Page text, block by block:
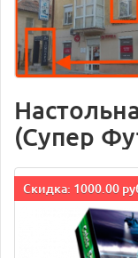
(Супер
Cкидка: 1000.00